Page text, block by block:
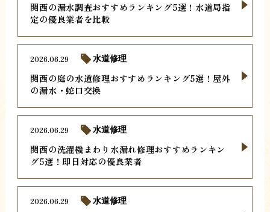
関西の漏水調査おすすめランキング5選！水道局指
定の優良業者を比較
関西の庭の水道修理おすすめランキング5選！屋外
の漏水・蛇口交換
2026.06.29 水道修理
関西の洗濯機まわり水漏れ修理おすすめランキン
グ5選！即日対応の優良業者
2026.06.29 水道修理
2026.06.29 水道修理